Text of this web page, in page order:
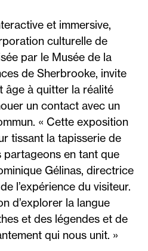
et immersive,
culturelle de
par le Musée de la
de Sherbrooke, invite
âge à quitter la réalité
un contact avec un
« Cette exposition
tissant la tapisserie de
partageons en tant que
Gélinas, directrice
l’expérience du visiteur.
d’explorer la langue
et des légendes et de
qui nous unit. »